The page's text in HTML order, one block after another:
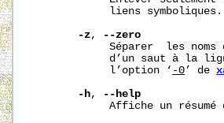
            liens symboliques.
-z,
--zero
Séparer  les noms
d’un saut à la
            l’option ‘
-0’ de
-h,
--help
Affiche un résumé